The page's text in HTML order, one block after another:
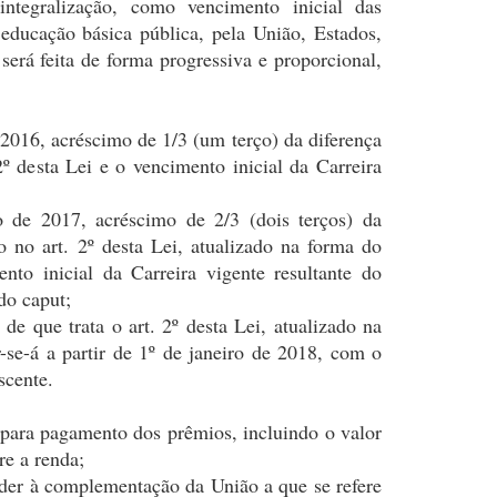
como vencimento inicial das
básica pública, pela União, Estados,
feita de forma progressiva e proporcional,
acréscimo de 1/3 (um terço) da diferença
desta Lei e o vencimento inicial da Carreira
2017, acréscimo de 2/3 (dois terços) da
no art. 2º desta Lei, atualizado na forma do
inicial da Carreira vigente resultante do
caput;
que trata o art. 2º desta Lei, atualizado na
á a partir de 1º de janeiro de 2018, com o
pagamento dos prêmios, incluindo o valor
a renda;
à complementação da União a que se refere